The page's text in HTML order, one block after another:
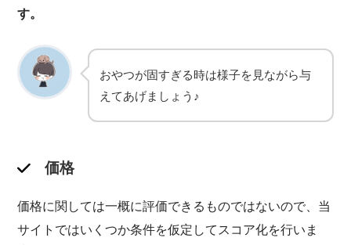
す。
おやつが固すぎる時は様子を見ながら与
えてあげましょう♪
価格
価格に関しては一概に評価できるものではないので、当
サイトではいくつか条件を仮定してスコア化を行いま